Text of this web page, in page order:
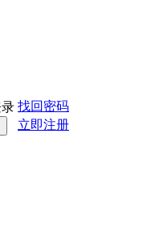
找回密码
立即注册